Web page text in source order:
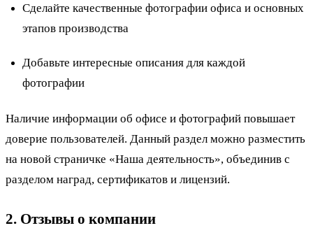
Сделайте качественные фотографии офиса и основных
этапов производства
Добавьте интересные описания для каждой
фотографии
Наличие информации об офисе и фотографий повышает
доверие пользователей. Данный раздел можно разместить
на новой страничке «Наша деятельность», объединив с
разделом наград, сертификатов и лицензий.
2. Отзывы о компании